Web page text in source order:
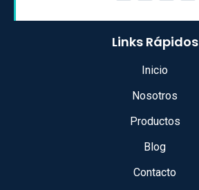
Links Rápidos
Inicio
Nosotros
Productos
Blog
Contacto